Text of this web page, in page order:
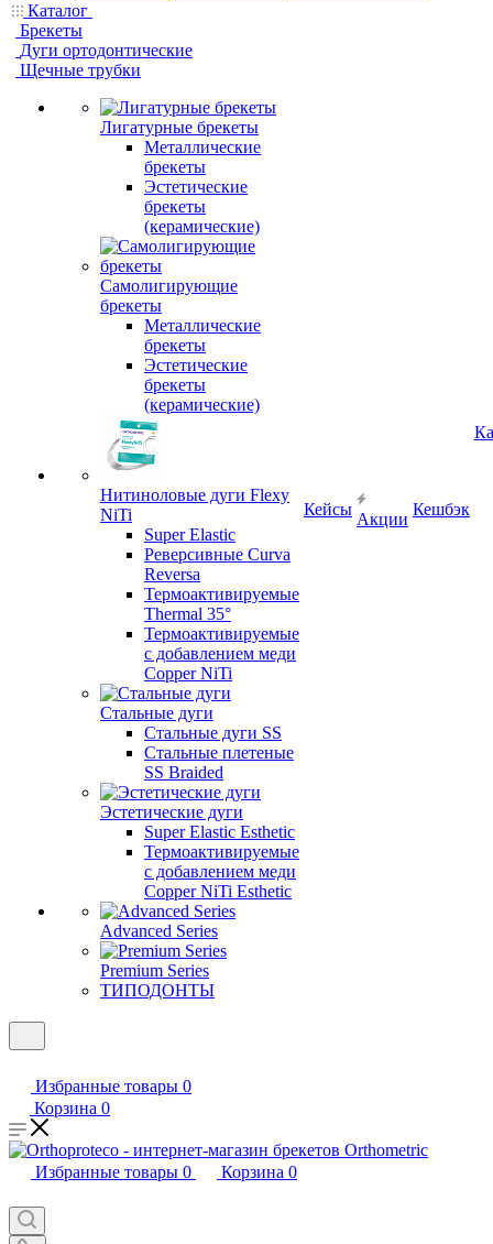
Каталог
Брекеты
Дуги ортодонтические
Щечные трубки
Лигатурные брекеты
Металлические
брекеты
Эстетические
брекеты
(керамические)
Самолигирующие
брекеты
Металлические
брекеты
Эстетические
брекеты
(керамические)
Нитиноловые дуги Flexy
NiTi
Super Elastic
Реверсивные Curva
Reversa
Термоактивируемые
Thermal 35°
Термоактивируемые
с добавлением меди
Copper NiTi
Стальные дуги
Стальные дуги SS
Стальные плетеные
SS Braided
Эстетические дуги
Super Elastic Esthetic
Термоактивируемые
с добавлением меди
Copper NiTi Esthetic
Advanced Series
Premium Series
ТИПОДОНТЫ
Кейсы
Акции
Кешбэк
Избранные товары 0
Корзина 0
Избранные товары 0 Корзина 0